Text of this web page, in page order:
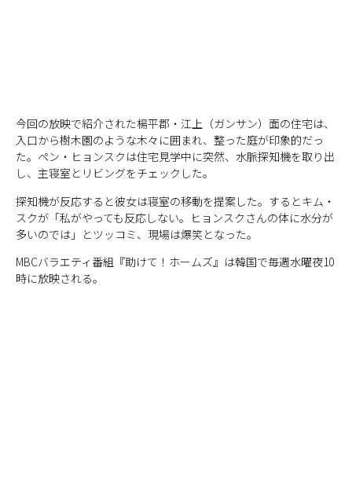
今回の放映で紹介された楊平郡・江上（ガンサン）面の住宅は、
入口から樹木園のような木々に囲まれ、整った庭が印象的だっ
た。ペン・ヒョンスクは住宅見学中に突然、水脈探知機を取り出
し、主寝室とリビングをチェックした。
探知機が反応すると彼女は寝室の移動を提案した。するとキム・
スクが「私がやっても反応しない。ヒョンスクさんの体に水分が
多いのでは」とツッコミ、現場は爆笑となった。
MBCバラエティ番組『助けて！ホームズ』は韓国で毎週水曜夜10
時に放映される。